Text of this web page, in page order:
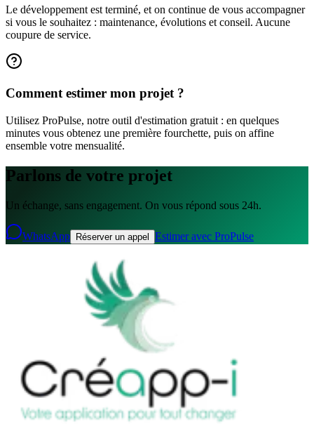
Le développement est terminé, et on continue de vous accompagner
si vous le souhaitez : maintenance, évolutions et conseil. Aucune
coupure de service.
Comment estimer mon projet ?
Utilisez ProPulse, notre outil d'estimation gratuit : en quelques
minutes vous obtenez une première fourchette, puis on affine
ensemble votre mensualité.
Parlons de votre projet
Un échange, sans engagement. On vous répond sous 24h.
WhatsApp Réserver un appel Estimer avec ProPulse